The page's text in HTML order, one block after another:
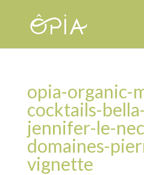
opia-organic-
cocktails-
jennifer-le-
domaines-
vignette